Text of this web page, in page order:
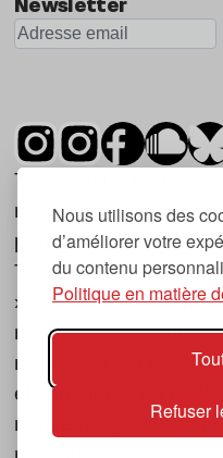
Nous utilisons des
d’améliorer votre
du contenu
Politique en matière
Refuser
Tsugi est un mensuel
musique et les
première parution
Tsugi en japonais
», ce qui correspond
magazine, à l’affût
musicales, qu’elles
électronique, du rock
nouveaux